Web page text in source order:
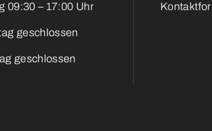
09:30 – 17:00 Uhr
geschlossen
geschlossen